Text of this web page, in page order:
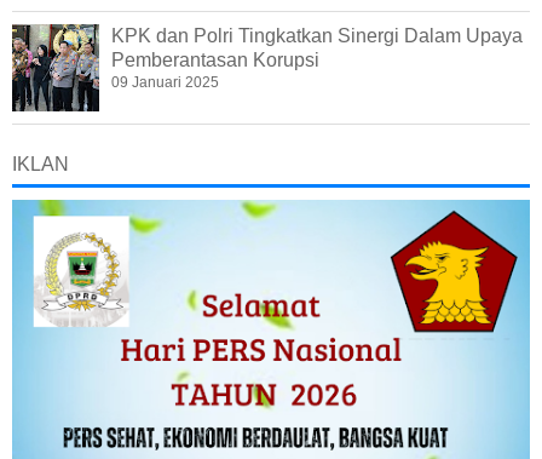
KPK dan Polri Tingkatkan Sinergi Dalam Upaya
Pemberantasan Korupsi
09 Januari 2025
IKLAN